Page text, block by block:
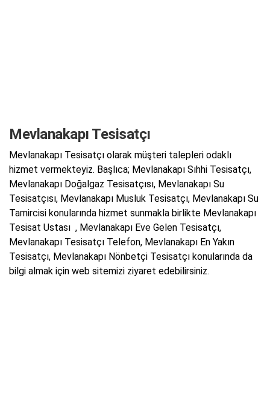
Mevlanakapı Tesisatçı
Mevlanakapı Tesisatçı olarak müşteri talepleri odaklı
hizmet vermekteyiz. Başlıca; Mevlanakapı Sıhhi Tesisatçı,
Mevlanakapı Doğalgaz Tesisatçısı, Mevlanakapı Su
Tesisatçısı, Mevlanakapı Musluk Tesisatçı, Mevlanakapı Su
Tamircisi konularında hizmet sunmakla birlikte Mevlanakapı
Tesisat Ustası , Mevlanakapı Eve Gelen Tesisatçı,
Mevlanakapı Tesisatçı Telefon, Mevlanakapı En Yakın
Tesisatçı, Mevlanakapı Nönbetçi Tesisatçı konularında da
bilgi almak için web sitemizi ziyaret edebilirsiniz.